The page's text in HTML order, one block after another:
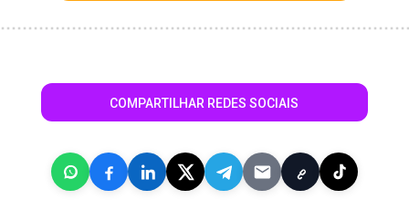
COMPARTILHAR REDES SOCIAIS